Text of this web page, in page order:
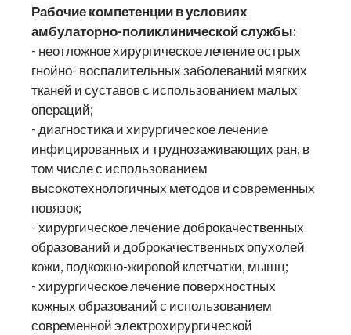
Рабочие компетенции в условиях
амбулаторно-поликлинической службы:
- неотложное хирургическое лечение острых
гнойно- воспалительных заболеваний мягких
тканей и суставов с использованием малых
операций;
- диагностика и хирургическое лечение
инфицированных и труднозаживающих ран, в
том числе с использованием
высокотехнологичных методов и современных
повязок;
- хирургическое лечение доброкачественных
образований и доброкачественных опухолей
кожи, подкожно-жировой клетчатки, мышц;
- хирургическое лечение поверхностных
кожных образований с использованием
современной электрохирургической